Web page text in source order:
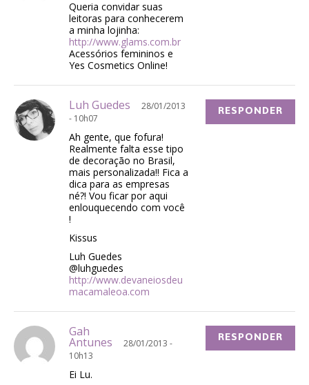
Queria convidar suas
leitoras para conhecerem
a minha lojinha:
http://www.glams.com.br
Acessórios femininos e
Yes Cosmetics Online!
Luh Guedes
28/01/2013
- 10h07
Ah gente, que fofura!
Realmente falta esse tipo
de decoração no Brasil,
mais personalizada!! Fica a
dica para as empresas
né?! Vou ficar por aqui
enlouquecendo com você
!
Kissus
Luh Guedes
@luhguedes
http://www.devaneiosdeu
macamaleoa.com
RESPONDER
Gah
Antunes
28/01/2013 -
10h13
Ei Lu.
RESPONDER